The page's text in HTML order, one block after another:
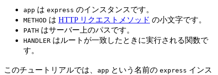
app は express のインスタンスです。
METHOD は HTTP リクエストメソッド の小文字です。
PATH はサーバー上のパスです。
HANDLER はルートが一致したときに実行される関数で
す。
このチュートリアルでは、 app という名前の express インス